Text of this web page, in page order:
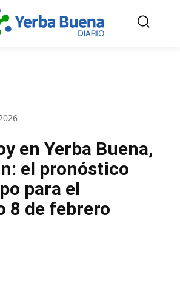
en Yerba Buena,
el pronóstico
para el
8 de febrero